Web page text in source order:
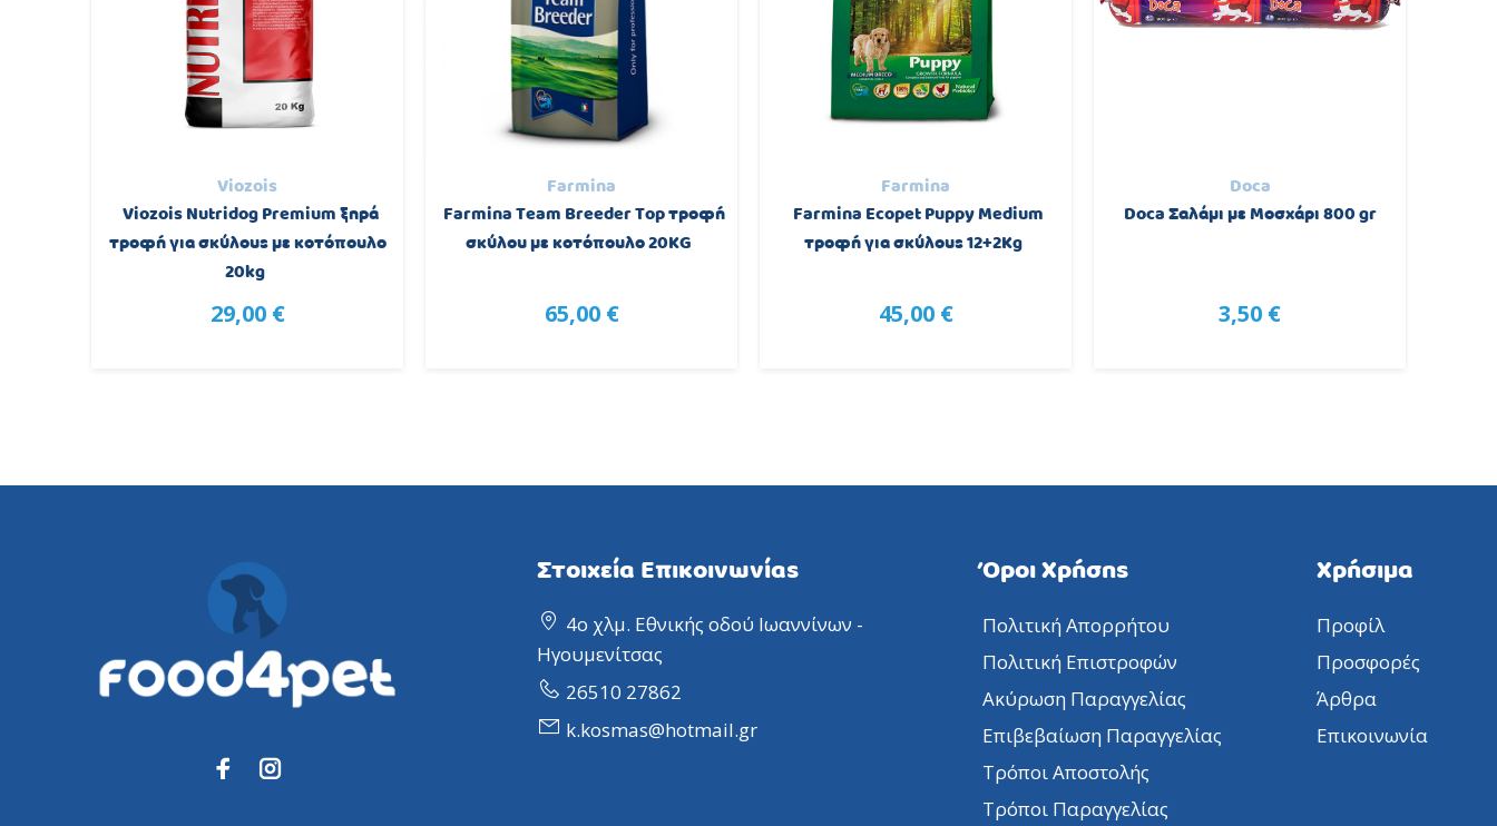
Viozois
Viozois Nutridog Premium ξηρά
τροφή για σκύλους με κοτόπουλο
20kg
29,00 €
Farmina
Farmina Team Breeder Top τροφή
σκύλου με κοτόπουλο 20KG
65,00 €
Farmina
Farmina Ecopet Puppy Medium
τροφή για σκύλους 12+2Kg
45,00 €
Doca
Doca Σαλάμι με Μοσχάρι 800 gr
3,50 €
Στοιχεία Επικοινωνίας
4ο χλμ. Εθνικής οδού Ιωαννίνων -
Ηγουμενίτσας
26510 27862
k.kosmas@hotmail.gr
Όροι Χρήσης
Πολιτική Απορρήτου
Πολιτική Επιστροφών
Ακύρωση Παραγγελίας
Επιβεβαίωση Παραγγελίας
Τρόποι Αποστολής
Τρόποι Παραγγελίας
Χρήσιμα
Προφίλ
Προσφορές
Άρθρα
Επικοινωνία